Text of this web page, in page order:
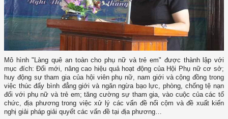
Mô hình "Làng quê an toàn cho phụ nữ và trẻ em" được thành lập với
mục đích: Đổi mới, nâng cao hiệu quả hoạt động của Hội Phụ nữ cơ sở;
huy động sự tham gia của hội viên phụ nữ, nam giới và cộng đồng trong
việc thúc đẩy bình đẳng giới và ngăn ngừa bạo lực, phòng, chống tệ nạn
đối với phụ nữ và trẻ em; tăng cường sự tham gia, vào cuộc của các tổ
chức, địa phương trong việc xử lý các vấn đề nổi cộm và đề xuất kiến
nghị giải pháp giải quyết các vấn đề tại địa phương…